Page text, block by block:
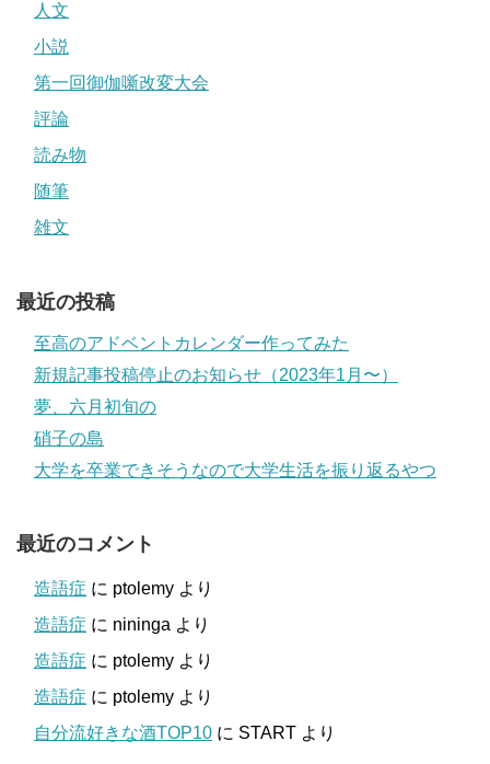
人文
小説
第一回御伽噺改変大会
評論
読み物
随筆
雑文
最近の投稿
至高のアドベントカレンダー作ってみた
新規記事投稿停止のお知らせ（2023年1月〜）
夢、六月初旬の
硝子の島
大学を卒業できそうなので大学生活を振り返るやつ
最近のコメント
造語症 に ptolemy より
造語症 に nininga より
造語症 に ptolemy より
造語症 に ptolemy より
自分流好きな酒TOP10 に START より